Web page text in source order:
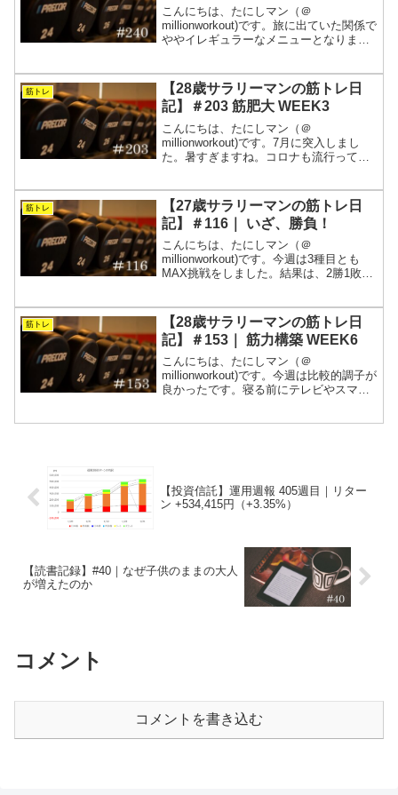
こんにちは、たにしマン（＠
millionworkout)です。旅に出ていた関係で
ややイレギュラーなメニューとなりまし
助種目はほぼ何もできませんでした。い
つもと違うこと...
筋トレ
【28歳サラリーマンの筋トレ日
記】＃203 筋肥大 WEEK3
こんにちは、たにしマン（＠
millionworkout)です。7月に突入しまし
た。暑すぎますね。コロナも流行ってい
っかり休むことが肝心ですね。また、引
き続き質問箱へのご...
筋トレ
【27歳サラリーマンの筋トレ日
記】＃116｜ いざ、勝負！
こんにちは、たにしマン（＠
millionworkout)です。今週は3種目とも
MAX挑戦をしました。結果は、2勝1敗で
ました。更新した2種目は、地面に対して
いかに垂直に...
筋トレ
【28歳サラリーマンの筋トレ日
記】＃153｜ 筋力構築 WEEK6
こんにちは、たにしマン（＠
millionworkout)です。今週は比較的調子が
良かったです。寝る前にテレビやスマホ
【投資信託】運用週報 405週目｜リター
ン +534,415円（+3.35%）
【読書記録】#40｜なぜ子供のままの大人
が増えたのか
コメント
コメントを書き込む